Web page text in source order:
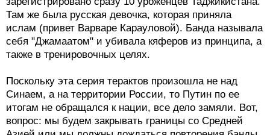
Там же была русская девочка, которая приняла
ислам (привет Варваре Карауловой). Банда называла
себя "Джамаатом" и убивала кяферов из принципа, а
также в тренировочных целях.
Поскольку эта серия терактов произошла не над
Синаем, а на территории России, то Путин по ее
итогам не обращался к нации, все дело замяли. Вот,
вопрос: мы будем закрывать границы со Средней